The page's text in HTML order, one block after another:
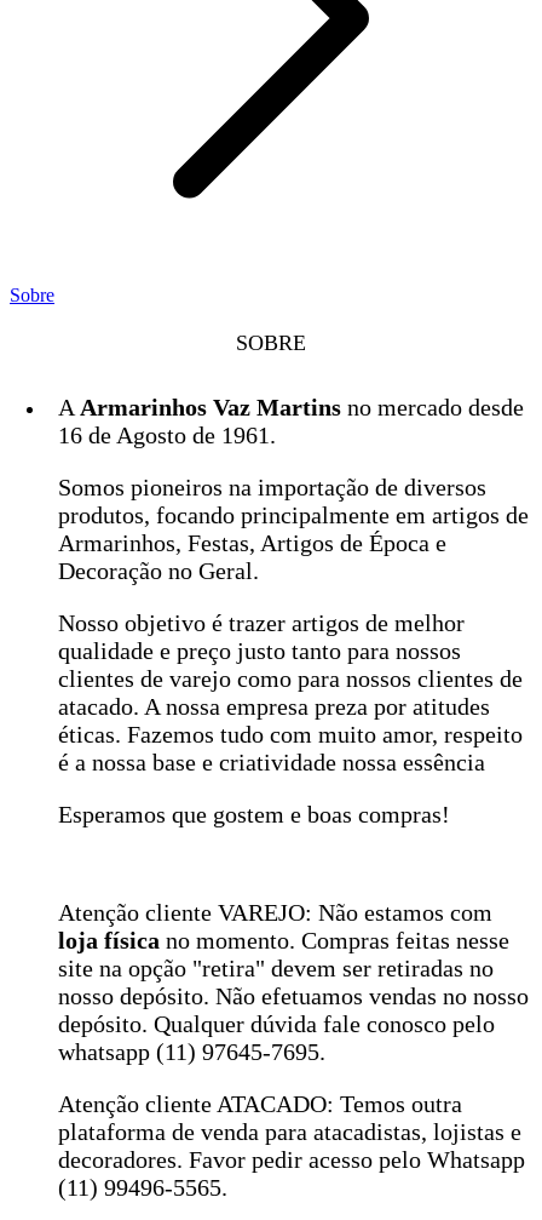
Sobre
SOBRE
A Armarinhos Vaz Martins no mercado desde
16 de Agosto de 1961.
Somos pioneiros na importação de diversos
produtos, focando principalmente em artigos de
Armarinhos, Festas, Artigos de Época e
Decoração no Geral.
Nosso objetivo é trazer artigos de melhor
qualidade e preço justo tanto para nossos
clientes de varejo como para nossos clientes de
atacado. A nossa empresa preza por atitudes
éticas. Fazemos tudo com muito amor, respeito
é a nossa base e criatividade nossa essência
Esperamos que gostem e boas compras!
Atenção cliente VAREJO: Não estamos com
loja física no momento. Compras feitas nesse
site na opção "retira" devem ser retiradas no
nosso depósito. Não efetuamos vendas no nosso
depósito. Qualquer dúvida fale conosco pelo
whatsapp (11) 97645-7695.
Atenção cliente ATACADO: Temos outra
plataforma de venda para atacadistas, lojistas e
decoradores. Favor pedir acesso pelo Whatsapp
(11) 99496-5565.